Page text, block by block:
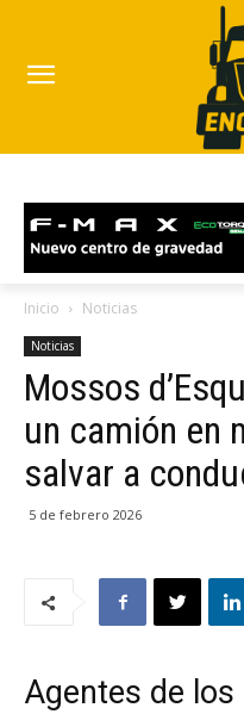
Inicio Noticias
Noticias
Mossos
un camión en
salvar a
5 de febrero 2026
Agentes de los